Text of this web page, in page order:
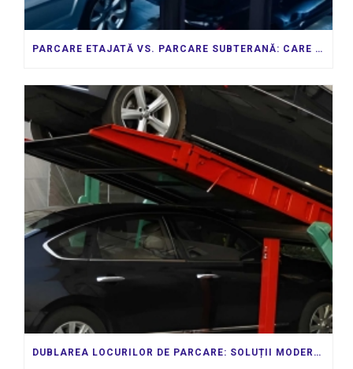
PARCARE ETAJATĂ VS. PARCARE SUBTERANĂ: CARE ESTE CEA MAI BUNĂ INVESTIȚIE?
DUBLAREA LOCURILOR DE PARCARE: SOLUȚII MODERNE PENTRU SPAȚII URBANE LIMITATE